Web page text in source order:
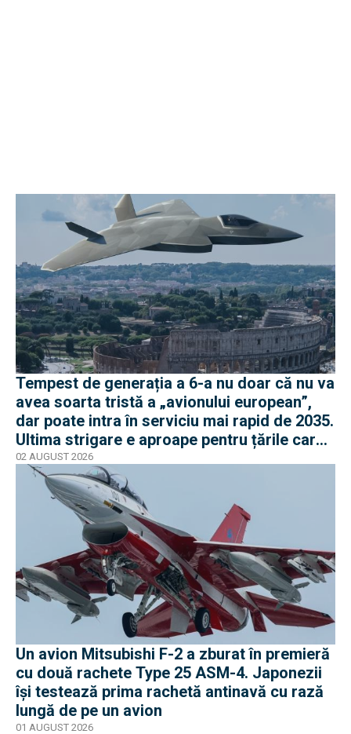
Tempest de generația a 6-a nu doar că nu va
avea soarta tristă a „avionului european”,
dar poate intra în serviciu mai rapid de 2035.
Ultima strigare e aproape pentru țările care
vor în program
02 AUGUST 2026
Un avion Mitsubishi F-2 a zburat în premieră
cu două rachete Type 25 ASM-4. Japonezii
își testează prima rachetă antinavă cu rază
lungă de pe un avion
01 AUGUST 2026